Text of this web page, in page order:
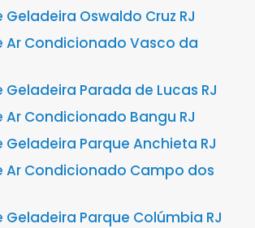
Oswaldo Cruz RJ
Ar Condicionado Vasco da
Parada de Lucas RJ
Ar Condicionado Bangu RJ
Geladeira Parque Anchieta RJ
Ar Condicionado Campo dos
Geladeira Parque Colúmbia RJ